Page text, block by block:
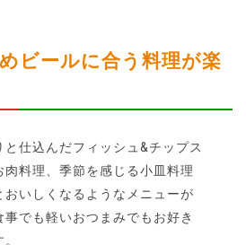
ビールに合う料理が楽
仕込んだフィッシュ&チップス
料理、季節を感じる小皿料理
おいしくなるようなメニューが
でも軽いおつまみでもお好き